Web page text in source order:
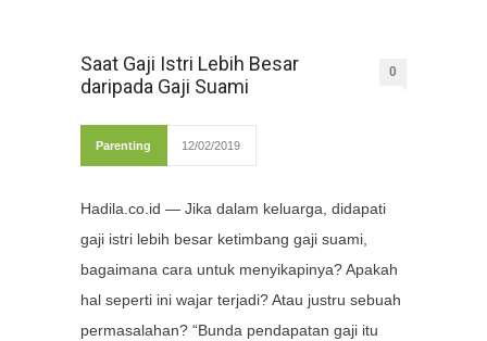
Saat Gaji Istri Lebih Besar
daripada Gaji Suami
0
Parenting 12/02/2019
Hadila.co.id — Jika dalam keluarga, didapati
gaji istri lebih besar ketimbang gaji suami,
bagaimana cara untuk menyikapinya? Apakah
hal seperti ini wajar terjadi? Atau justru sebuah
permasalahan? “Bunda pendapatan gaji itu